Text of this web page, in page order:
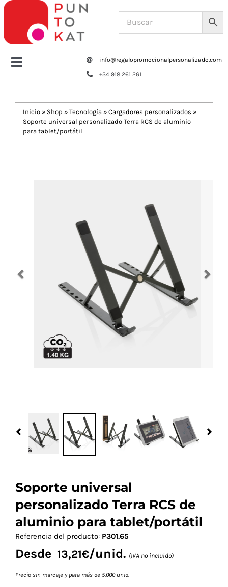
Saltar
contenido
Toggle
Tazas y botellas
Fabricación
info@regalopromocionalpersonalizado.com
+34 918 261 261
Inicio » Shop » Tecnología » Cargadores personalizados »
Soporte universal personalizado Terra RCS de aluminio
para tablet/portátil
Previous
Soporte universal
personalizado Terra RCS de
aluminio para tablet/portátil
Referencia del producto: P301.65
Desde 13,21€/unid. (IVA no incluido)
Precio sin marcaje y para más de 5.000 unid.